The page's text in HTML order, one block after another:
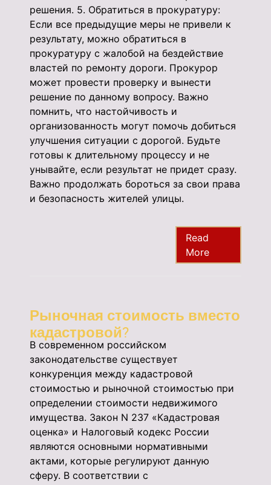
решения. 5. Обратиться в прокуратуру:
Если все предыдущие меры не привели к
результату, можно обратиться в
прокуратуру с жалобой на бездействие
властей по ремонту дороги. Прокурор
может провести проверку и вынести
решение по данному вопросу. Важно
помнить, что настойчивость и
организованность могут помочь добиться
улучшения ситуации с дорогой. Будьте
готовы к длительному процессу и не
унывайте, если результат не придет сразу.
Важно продолжать бороться за свои права
и безопасность жителей улицы.
Read
More
Рыночная стоимость вместо
кадастровой?
В современном российском
законодательстве существует
конкуренция между кадастровой
стоимостью и рыночной стоимостью при
определении стоимости недвижимого
имущества. Закон N 237 «Кадастровая
оценка» и Налоговый кодекс России
являются основными нормативными
актами, которые регулируют данную
сферу. В соответствии с